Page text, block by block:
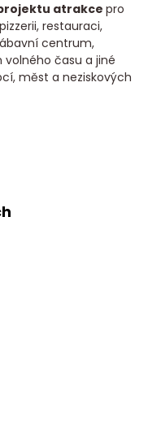
projektu atrakcepro
restauraci,
centrum,
času a jiné
měst a neziskových